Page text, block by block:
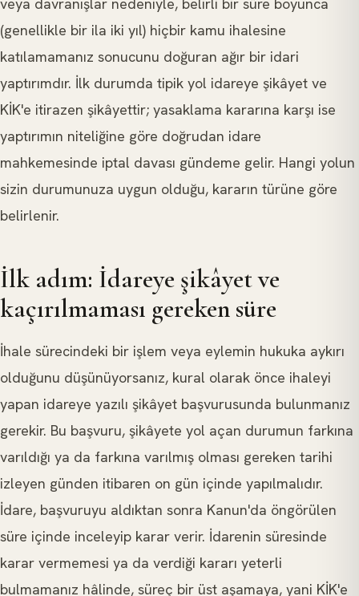
(genellikle bir ila iki yıl) hiçbir kamu ihalesine
katılamamanız sonucunu doğuran ağır bir idari
yaptırımdır. İlk durumda tipik yol idareye şikâyet ve
KİK'e itirazen şikâyettir; yasaklama kararına karşı ise
yaptırımın niteliğine göre doğrudan idare
mahkemesinde iptal davası gündeme gelir. Hangi yolun
sizin durumunuza uygun olduğu, kararın türüne göre
belirlenir.
İlk adım: İdareye şikâyet ve
kaçırılmaması gereken süre
İhale sürecindeki bir işlem veya eylemin hukuka aykırı
olduğunu düşünüyorsanız, kural olarak önce ihaleyi
yapan idareye yazılı şikâyet başvurusunda bulunmanız
gerekir. Bu başvuru, şikâyete yol açan durumun farkına
varıldığı ya da farkına varılmış olması gereken tarihi
izleyen günden itibaren on gün içinde yapılmalıdır.
İdare, başvuruyu aldıktan sonra Kanun'da öngörülen
süre içinde inceleyip karar verir. İdarenin süresinde
karar vermemesi ya da verdiği kararı yeterli
bulmamanız hâlinde, süreç bir üst aşamaya, yani KİK'e